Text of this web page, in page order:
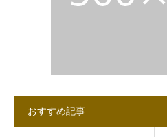
おすすめ記事